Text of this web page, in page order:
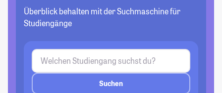
Überblick behalten mit der Suchmaschine für
Studiengänge
Suchen